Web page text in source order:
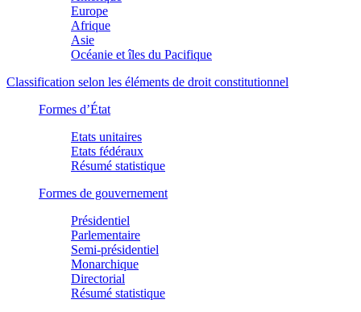
Europe
Afrique
Asie
Océanie et îles du Pacifique
Classification selon les éléments de droit constitutionnel
Formes d’État
Etats unitaires
Etats fédéraux
Résumé statistique
Formes de gouvernement
Présidentiel
Parlementaire
Semi-présidentiel
Monarchique
Directorial
Résumé statistique